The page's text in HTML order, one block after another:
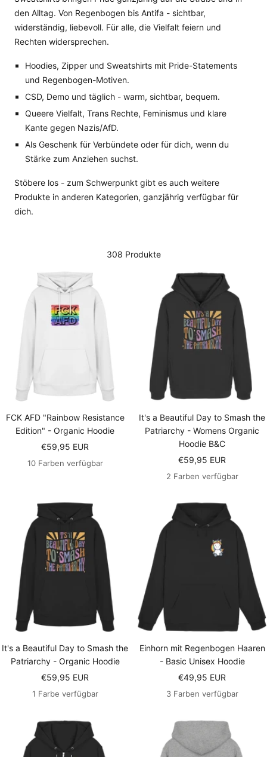
den Alltag. Von Regenbogen bis Antifa - sichtbar,
widerständig, liebevoll. Für alle, die Vielfalt feiern und
Rechten widersprechen.
Hoodies, Zipper und Sweatshirts mit Pride-Statements
und Regenbogen-Motiven.
CSD, Demo und täglich - warm, sichtbar, bequem.
Queere Vielfalt, Trans Rechte, Feminismus und klare
Kante gegen Nazis/AfD.
Als Geschenk für Verbündete oder für dich, wenn du
Stärke zum Anziehen suchst.
Stöbere los - zum Schwerpunkt gibt es auch weitere
Produkte in anderen Kategorien, ganzjährig verfügbar für
dich.
308 Produkte
FCK AFD "Rainbow Resistance
Edition" - Organic Hoodie
Angebotspreis
€59,95 EUR
10 Farben verfügbar
It's a Beautiful Day to Smash the
Patriarchy - Womens Organic
Hoodie B&C
Angebotspreis
€59,95 EUR
2 Farben verfügbar
It's a Beautiful Day to Smash the
Patriarchy - Organic Hoodie
Angebotspreis
€59,95 EUR
1 Farbe verfügbar
Einhorn mit Regenbogen Haaren
- Basic Unisex Hoodie
Angebotspreis
€49,95 EUR
3 Farben verfügbar